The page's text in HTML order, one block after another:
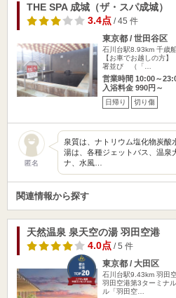
THE SPA 成城（ザ・スパ成城）
3.4点/ 45 件
東京都 / 世田谷区
石川台駅8.93km 千歳
【お車でお越しの方
署並び （「…
営業時間 10:00～
入浴料金 990円～
日帰り 切り傷
匿名
泉質は、ナトリウム塩化物炭酸
湯は、各種ジェットバス、温泉
ナ、水風…
関連情報から探す
天然温泉 泉天空の湯 羽田空港
4.0点/ 5 件
東京都 / 大田区
石川台駅9.43km 羽田
羽田空港第3ターミナ
ル「羽田空…